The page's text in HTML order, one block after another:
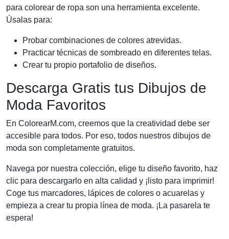
para colorear de ropa son una herramienta excelente.
Úsalas para:
Probar combinaciones de colores atrevidas.
Practicar técnicas de sombreado en diferentes telas.
Crear tu propio portafolio de diseños.
Descarga Gratis tus Dibujos de
Moda Favoritos
En ColorearM.com, creemos que la creatividad debe ser
accesible para todos. Por eso, todos nuestros dibujos de
moda son completamente gratuitos.
Navega por nuestra colección, elige tu diseño favorito, haz
clic para descargarlo en alta calidad y ¡listo para imprimir!
Coge tus marcadores, lápices de colores o acuarelas y
empieza a crear tu propia línea de moda. ¡La pasarela te
espera!